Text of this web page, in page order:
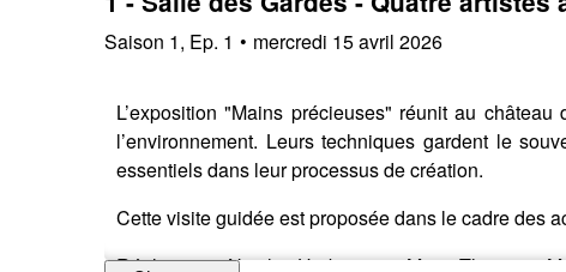
Saison 1, Ep. 1 • mercredi 15 avril 2026
L’exposition "Mains précieuses" réunit au
l’environnement. Leurs techniques gardent le
essentiels dans leur processus de création.
Cette visite guidée est proposée dans le cadre des
Réalisation : Nicolas Herbeaux et Marie Thureau -